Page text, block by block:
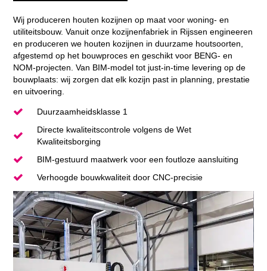
Wij produceren houten kozijnen op maat voor woning- en
utiliteitsbouw. Vanuit onze kozijnenfabriek in Rijssen engineeren
en produceren we houten kozijnen in duurzame houtsoorten,
afgestemd op het bouwproces en geschikt voor BENG- en
NOM-projecten. Van BIM-model tot just-in-time levering op de
bouwplaats: wij zorgen dat elk kozijn past in planning, prestatie
en uitvoering.
Duurzaamheidsklasse 1
Directe kwaliteitscontrole volgens de Wet
Kwaliteitsborging
BIM-gestuurd maatwerk voor een foutloze aansluiting
Verhoogde bouwkwaliteit door CNC-precisie